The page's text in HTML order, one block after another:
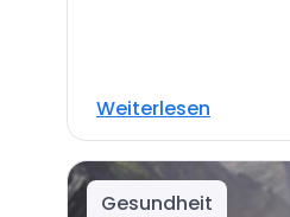
Weiterlesen
Gesundheit